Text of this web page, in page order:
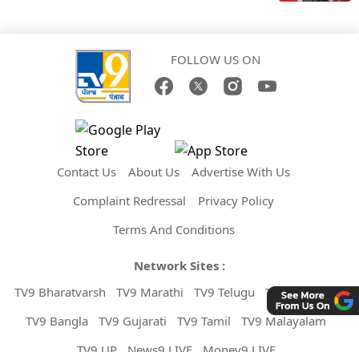
FOLLOW US ON
Contact Us About Us
Advertise With Us
Complaint Redressal
Privacy Policy
Terms And Conditions
Network Sites :
TV9 Bharatvarsh
TV9 Marathi TV9 Telugu
TV9 Kannada
TV9 Bangla
TV9 Gujarati TV9 Tamil
TV9 Malayalam